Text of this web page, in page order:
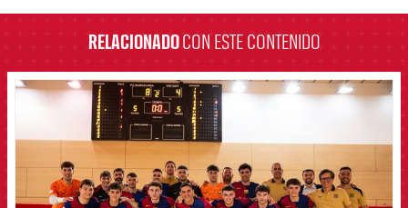
RELACIONADOCON ESTE CONTENIDO
FCB Barcelona badge